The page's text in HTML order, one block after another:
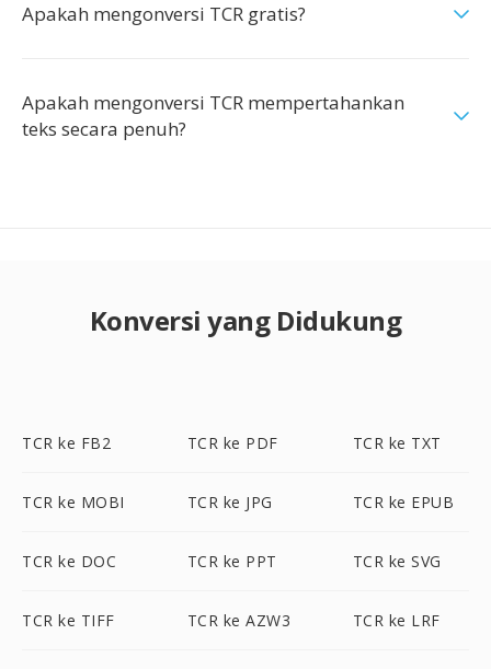
Apakah mengonversi TCR gratis?
Apakah mengonversi TCR mempertahankan
teks secara penuh?
Konversi yang Didukung
TCR ke FB2 TCR ke PDF TCR ke TXT
TCR ke MOBI TCR ke JPG TCR ke EPUB
TCR ke DOC TCR ke PPT TCR ke SVG
TCR ke TIFF TCR ke AZW3 TCR ke LRF